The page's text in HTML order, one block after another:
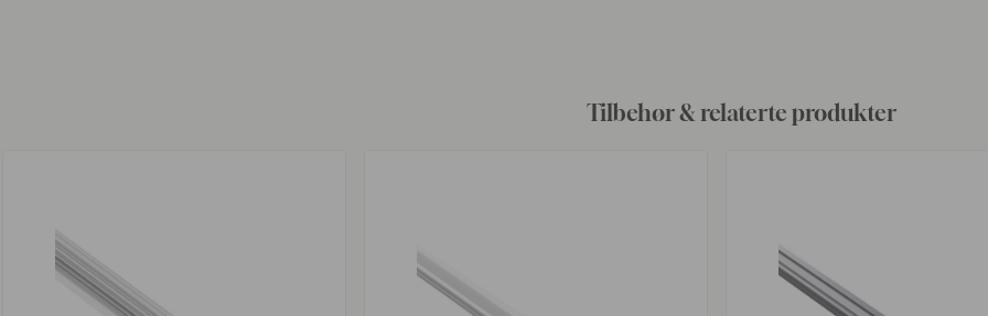
Tilbehør & relaterte produkter